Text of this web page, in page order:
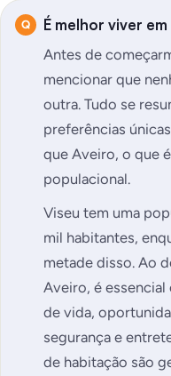
É melhor viver
Antes de
mencionar que
outra. Tudo se
preferências
que Aveiro, o que
populacional.
Viseu tem uma
mil habitantes,
metade disso. Ao
Aveiro, é
de vida,
segurança e
de habitação são